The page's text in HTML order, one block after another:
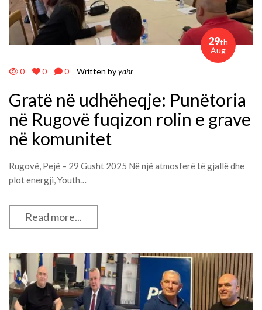
29th
Aug
0 0 0 Written byyahr
Gratë në udhëheqje: Punëtoria
në Rugovë fuqizon rolin e grave
në komunitet
Rugovë, Pejë – 29 Gusht 2025 Në një atmosferë të gjallë dhe
plot energji, Youth…
Read more...